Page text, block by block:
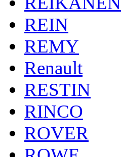
REIN
REMY
Renault
RESTIN
RINCO
ROVER